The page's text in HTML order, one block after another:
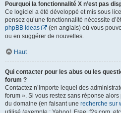
Pourquoi la fonctionnalité X n’est pas
Ce logiciel a été développé et mis sous
pensez qu’une fonctionnalité nécessite
phpBB Ideas
(en anglais) où vous
ou en suggérer de nouvelles.
Haut
Qui contacter pour les abus ou les
forum ?
Contactez n’importe lequel des
forum ». Si vous restez sans réponse
du domaine (en faisant une recherche sur